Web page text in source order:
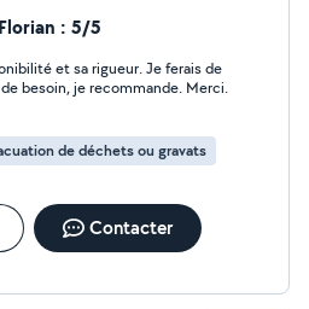
: 5/5
et sa rigueur. Je ferais de
besoin, je recommande. Merci.
de déchets ou gravats
Contacter